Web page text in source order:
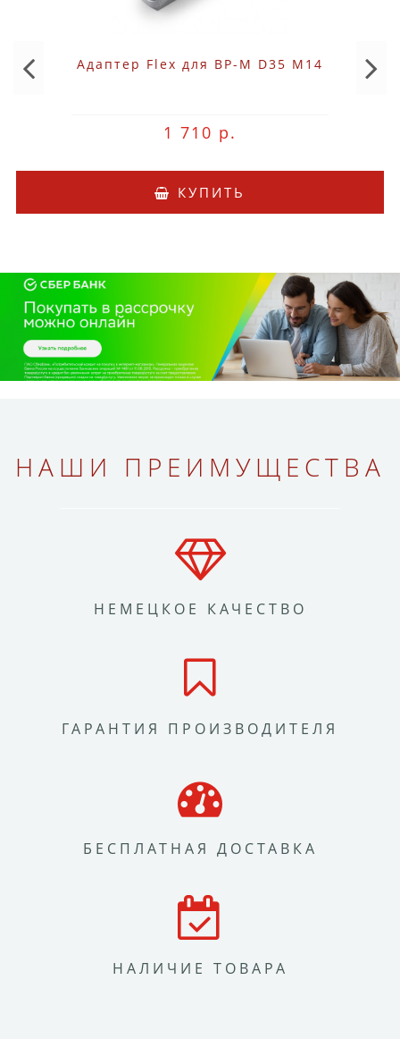
Адаптер Flex для BP-M D35 M14
1 710 р.
КУПИТЬ
НАШИ ПРЕИМУЩЕСТВА
НЕМЕЦКОЕ КАЧЕСТВО
ГАРАНТИЯ ПРОИЗВОДИТЕЛЯ
БЕСПЛАТНАЯ ДОСТАВКА
НАЛИЧИЕ ТОВАРА